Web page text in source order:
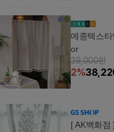
메종텍스
or
39,000원
2%
[ AK백화점